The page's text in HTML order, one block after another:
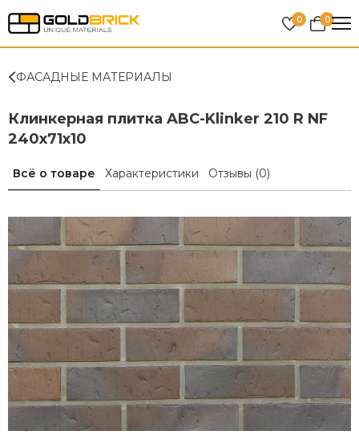
0 0
ФАСАДНЫЕ МАТЕРИАЛЫ
Клинкерная плитка ABC-Klinker 210 R NF
240х71х10
Всё о товаре Характеристики Отзывы (0)